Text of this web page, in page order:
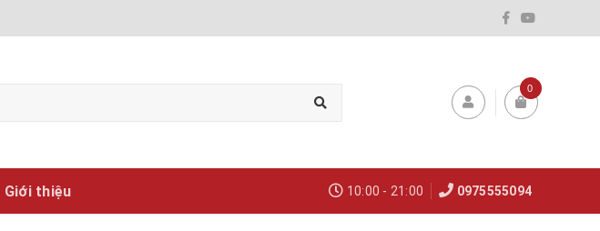
0
Giới thiệu 10:00 - 21:00 0975555094